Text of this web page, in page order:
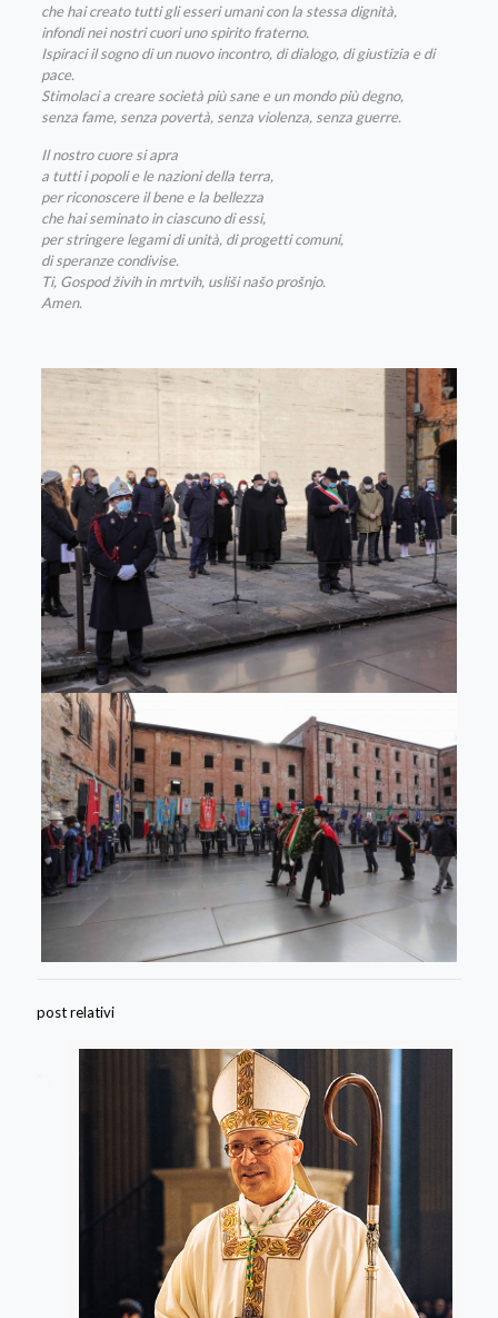
che hai creato tutti gli esseri umani con la stessa dignità,
infondi nei nostri cuori uno spirito fraterno.
Ispiraci il sogno di un nuovo incontro, di dialogo, di giustizia e di
pace.
Stimolaci a creare società più sane e un mondo più degno,
senza fame, senza povertà, senza violenza, senza guerre.
Il nostro cuore si apra
a tutti i popoli e le nazioni della terra,
per riconoscere il bene e la bellezza
che hai seminato in ciascuno di essi,
per stringere legami di unità, di progetti comuni,
di speranze condivise.
Ti, Gospod živih in mrtvih, usliši našo prošnjo.
Amen.
post relativi